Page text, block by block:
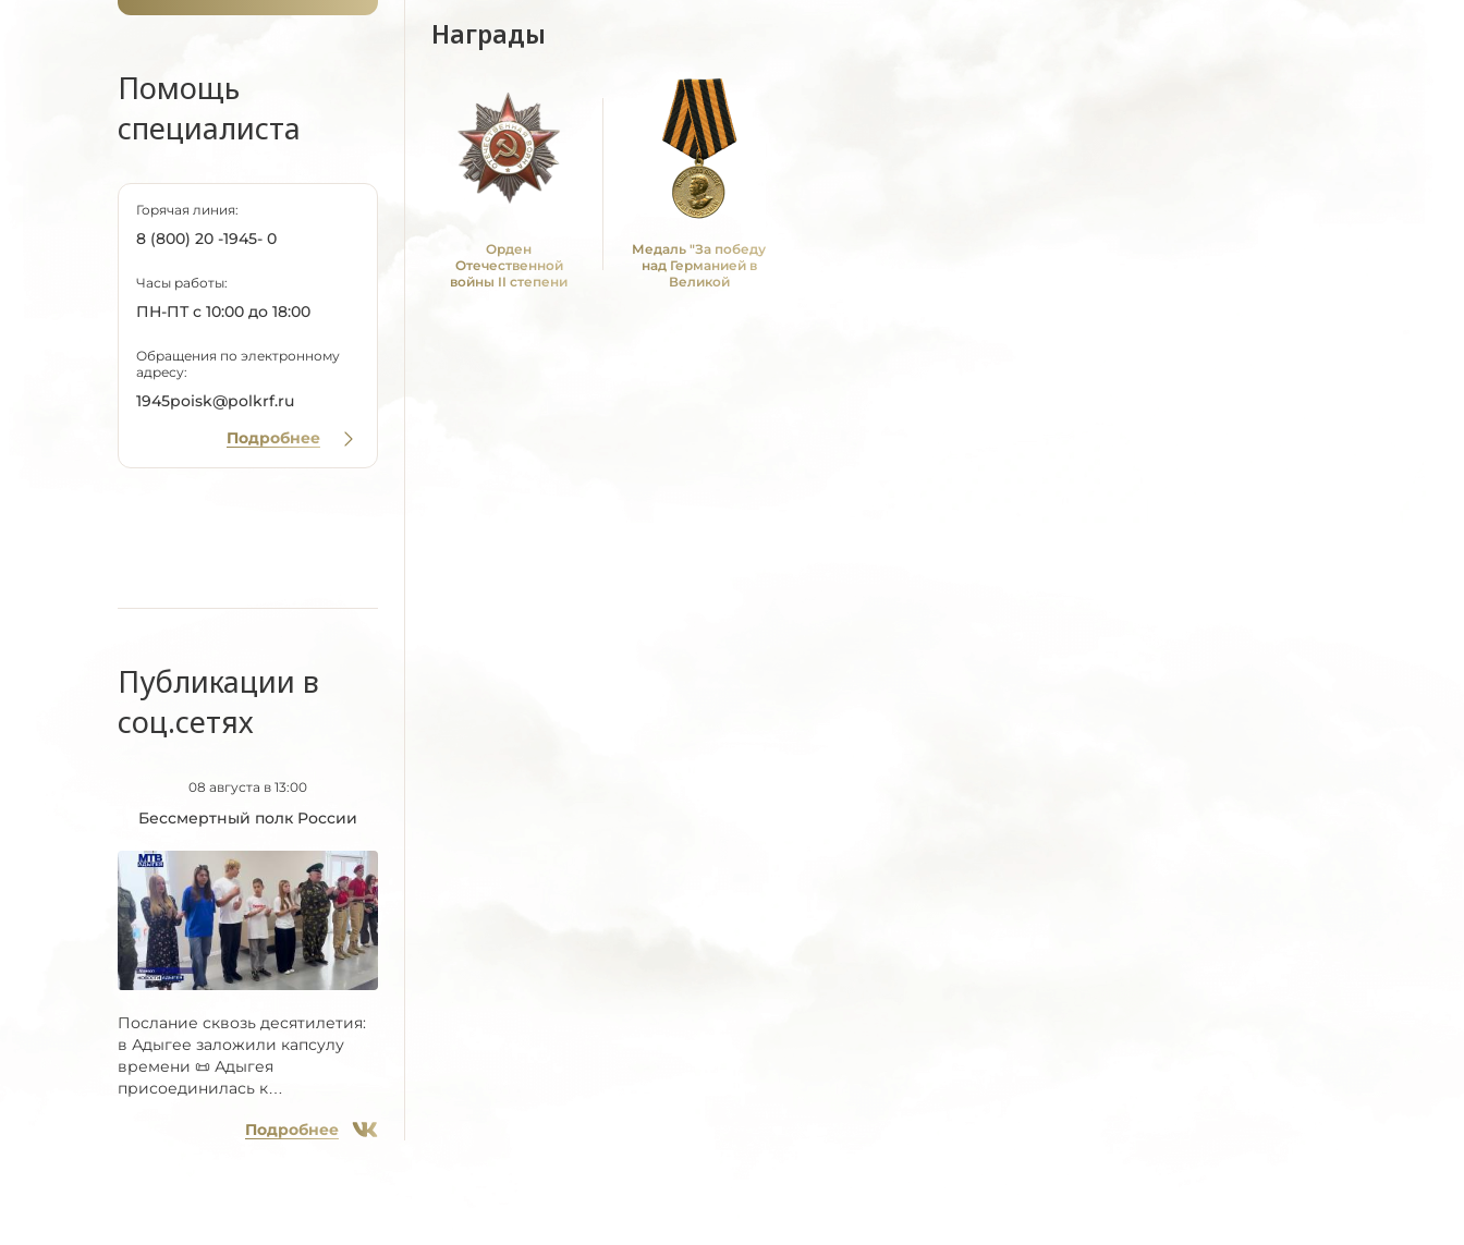
Помощь
специалиста
Горячая линия:
8 (800) 20 -1945- 0
Часы работы:
ПН-ПТ с 10:00 до 18:00
Обращения по электронному
адресу:
1945poisk@polkrf.ru
Подробнее
Публикации в
соц.сетях
08 августа в 13:00
Бессмертный полк России
Послание сквозь десятилетия:
в Адыгее заложили капсулу
времени 📜 Адыгея
присоединилась к
Подробнее
Награды
Орден
Отечественной
войны II степени
Медаль "За победу
над Германией в
Великой